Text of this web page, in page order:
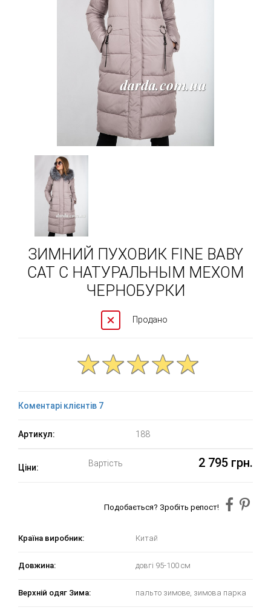
ЗИМНИЙ ПУХОВИК FINE BABY
CAT С НАТУРАЛЬНЫМ МЕХОМ
ЧЕРНОБУРКИ
Продано
Коментарі клієнтів 7
Артикул: 188
Ціни: Вартість 2 795 грн.
Подобається? Зробіть репост!
Країна виробник: Китай
Довжина: довгі 95-100 см
Верхній одяг Зима: пальто зимове, зимова парка